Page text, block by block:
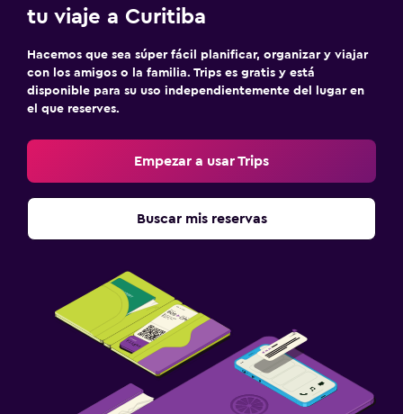
tu viaje a Curitiba
Hacemos que sea súper fácil planificar, organizar y viajar
con los amigos o la familia. Trips es gratis y está
disponible para su uso independientemente del lugar en
el que reserves.
Empezar a usar Trips
Buscar mis reservas